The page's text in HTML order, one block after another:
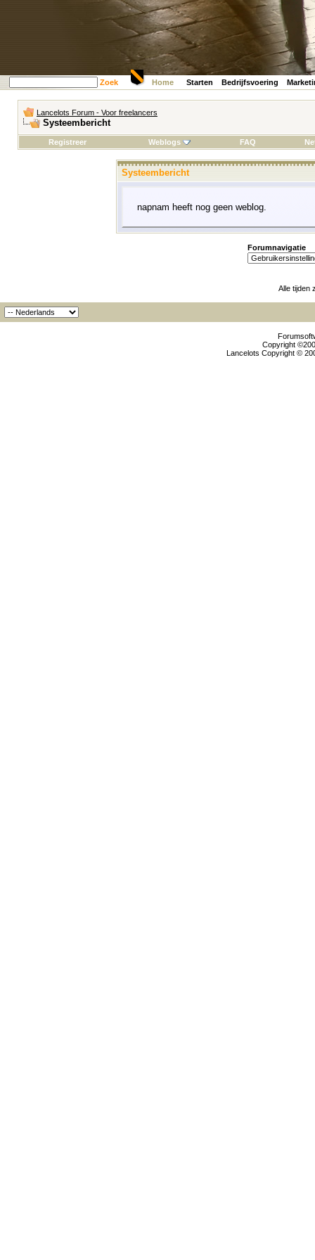
Zoek Home Starten Bedrijfsvoering
Lancelots Forum - Voor freelancers
Systeembericht
Registreer Weblogs FAQ
Systeembericht
napnam heeft nog geen weblog.
Forumnavigatie
Alle tijden
Copyright
Lancelots Copyright ©